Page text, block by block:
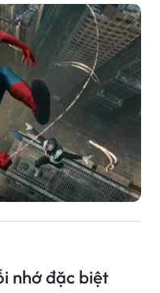
nhớ đặc biệt